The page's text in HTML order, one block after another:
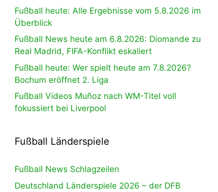
Fußball heute: Alle Ergebnisse vom 5.8.2026 im
Überblick
Fußball News heute am 6.8.2026: Diomande zu
Real Madrid, FIFA-Konflikt eskaliert
Fußball heute: Wer spielt heute am 7.8.2026?
Bochum eröffnet 2. Liga
Fußball Videos Muñoz nach WM-Titel voll
fokussiert bei Liverpool
Fußball Länderspiele
Fußball News Schlagzeilen
Deutschland Länderspiele 2026 – der DFB